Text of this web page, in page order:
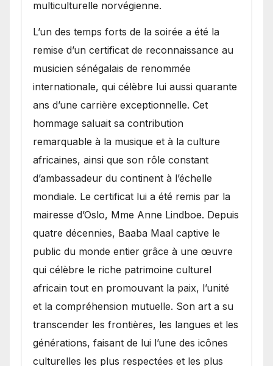
multiculturelle norvégienne.
​L’un des temps forts de la soirée a été la
remise d’un certificat de reconnaissance au
musicien sénégalais de renommée
internationale, qui célèbre lui aussi quarante
ans d’une carrière exceptionnelle. Cet
hommage saluait sa contribution
remarquable à la musique et à la culture
africaines, ainsi que son rôle constant
d’ambassadeur du continent à l’échelle
mondiale. Le certificat lui a été remis par la
mairesse d’Oslo, Mme Anne Lindboe. Depuis
quatre décennies, Baaba Maal captive le
public du monde entier grâce à une œuvre
qui célèbre le riche patrimoine culturel
africain tout en promouvant la paix, l’unité
et la compréhension mutuelle. Son art a su
transcender les frontières, les langues et les
générations, faisant de lui l’une des icônes
culturelles les plus respectées et les plus